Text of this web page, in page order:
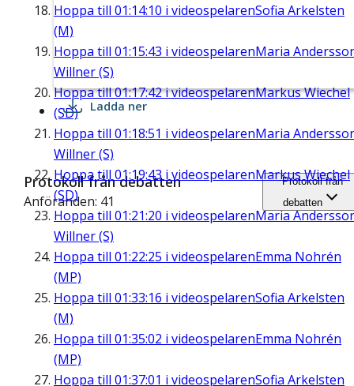
Hoppa till 01:14:10 i videospelarenSofia Arkelsten
(M)
Hoppa till 01:15:43 i videospelarenMaria
Willner (S)
Hoppa till01:17:42i videospelarenMarkus Wiechel
(SD)
Hoppa till 01:18:51 i videospelarenMaria
Willner (S)
Hoppa till 01:19:43 i videospelarenMarkus Wiechel
(SD)
Hoppa till 01:21:20 i videospelarenMaria
Willner (S)
Hoppa till 01:22:25 i videospelarenEmma Nohrén
(MP)
Hoppa till 01:33:16 i videospelarenSofia Arkelsten
(M)
Hoppa till 01:35:02 i videospelarenEmma Nohrén
(MP)
Hoppa till 01:37:01 i videospelarenSofia Arkelsten
Ladda ner
Protokoll från debatten
Anföranden: 41
Protokoll från
debatten